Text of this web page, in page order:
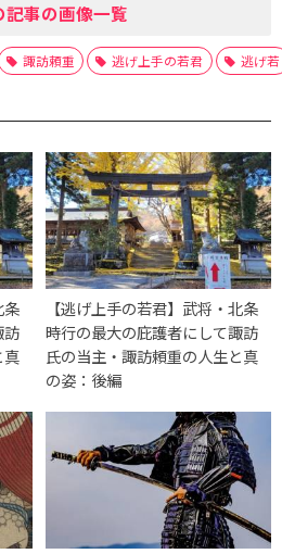
記事の画像一覧
諏訪頼重 逃げ上手の若君 逃げ若
条
訪
真
【逃げ上手の若君】武将・北条
時行の最大の庇護者にして諏訪
氏の当主・諏訪頼重の人生と真
の姿：後編